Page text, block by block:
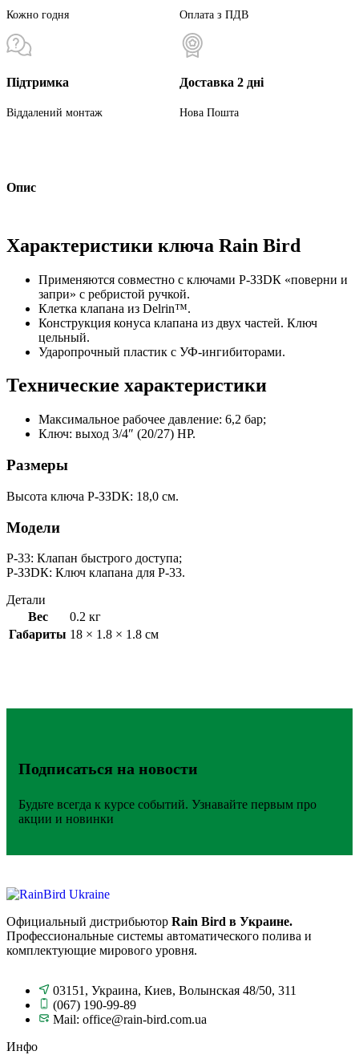
Кожно годня Оплата з ПДВ
Підтримка
Віддалений монтаж
Доставка 2 дні
Нова Пошта
Опис
Характеристики ключа Rain Bird
Применяются совместно с ключами Р-ЗЗDК «поверни и
запри» с ребристой ручкой.
Клетка клапана из Delrin™.
Конструкция конуса клапана из двух частей. Ключ
цельный.
Ударопрочный пластик с УФ-ингибиторами.
Технические характеристики
Максимальное рабочее давление: 6,2 бар;
Ключ: выход 3/4″ (20/27) НР.
Размеры
Высота ключа Р-ЗЗDК: 18,0 см.
Модели
Р-33: Клапан быстрого доступа;
Р-ЗЗDК: Ключ клапана для Р-33.
Детали
Вес
0.2 кг
Габариты 18 × 1.8 × 1.8 см
Подписаться на новости
Будьте всегда к курсе событий. Узнавайте первым про
акции и новинки
Официальный дистрибьютор Rain Bird в Украине.
Профессиональные системы автоматического полива и
комплектующие мирового уровня.
03151, Украина, Киев, Волынская 48/50, 311
(067) 190-99-89
Mail: office@rain-bird.com.ua
Инфо